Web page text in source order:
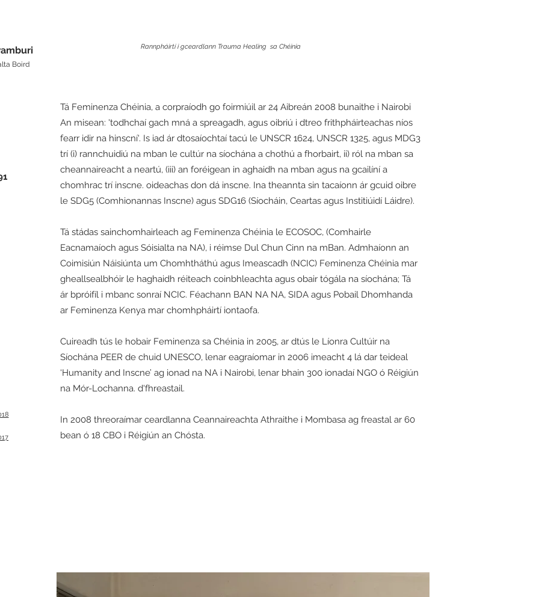
Boird
Rannpháirtí i gceardlann Trauma Healing sa Chéinia
Tá Feminenza Chéinia, a corpraíodh go foirmiúil ar 24 Aibreán 2008 bunaithe i Nairobi
An misean: 'todhchaí gach mná a spreagadh, agus oibriú i dtreo frithpháirteachas níos
fearr idir na hinscní'. Is iad ár dtosaíochtaí tacú le UNSCR 1624, UNSCR 1325, agus MDG3
trí (i) rannchuidiú na mban le cultúr na síochána a chothú a fhorbairt, ii) ról na mban sa
cheannaireacht a neartú, (iii) an foréigean in aghaidh na mban agus na gcailíní a
chomhrac trí inscne. oideachas don dá inscne. Ina theannta sin tacaíonn ár gcuid oibre
le SDG5 (Comhionannas Inscne) agus SDG16 (Síocháin, Ceartas agus Institiúidí Láidre).
Tá stádas sainchomhairleach ag Feminenza Chéinia le ECOSOC, (Comhairle
Eacnamaíoch agus Sóisialta na NA), i réimse Dul Chun Cinn na mBan. Admhaíonn an
Coimisiún Náisiúnta um Chomhtháthú agus Imeascadh (NCIC) Feminenza Chéinia mar
gheallsealbhóir le haghaidh réiteach coinbhleachta agus obair tógála na síochána; Tá
ár bpróifíl i mbanc sonraí NCIC. Féachann BAN NA NA, SIDA agus Pobail Dhomhanda
ar Feminenza Kenya mar chomhpháirtí iontaofa.
Cuireadh tús le hobair Feminenza sa Chéinia in 2005, ar dtús le Líonra Cultúir na
Síochána PEER de chuid UNESCO, lenar eagraíomar in 2006 imeacht 4 lá dar teideal
‘Humanity and Inscne’ ag ionad na NA i Nairobi, lenar bhain 300 ionadaí NGO ó Réigiún
na Mór-Lochanna. d'fhreastail.
In 2008 threoraímar ceardlanna Ceannaireachta Athraithe i Mombasa ag freastal ar 60
bean ó 18 CBO i Réigiún an Chósta.